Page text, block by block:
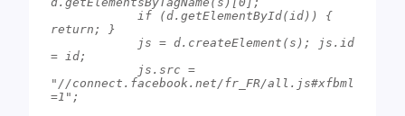
return; }
= id;
"//connect.facebook.net/fr_FR/all.js#xfbml
=1";